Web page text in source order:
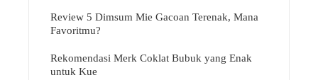
Review 5 Dimsum Mie Gacoan Terenak, Mana
Favoritmu?
Rekomendasi Merk Coklat Bubuk yang Enak
untuk Kue